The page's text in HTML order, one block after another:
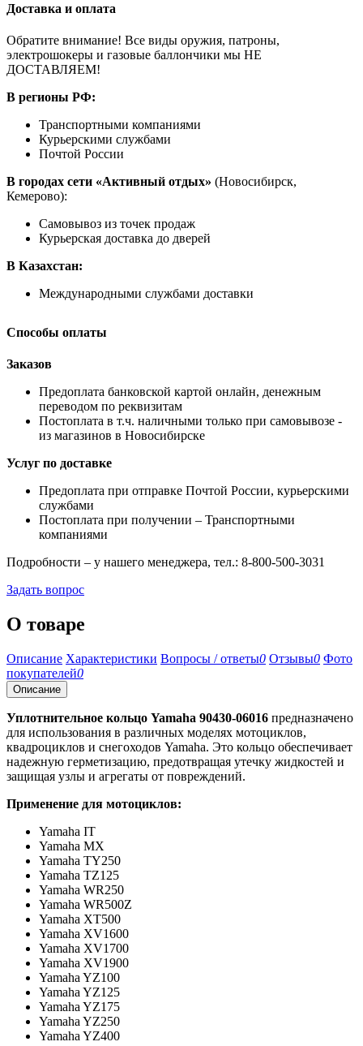
Доставка и оплата
Обратите внимание! Все виды оружия, патроны,
электрошокеры и газовые баллончики мы НЕ
ДОСТАВЛЯЕМ!
В регионы РФ:
Транспортными компаниями
Курьерскими службами
Почтой России
В городах сети «Активный отдых» (Новосибирск,
Кемерово):
Самовывоз из точек продаж
Курьерская доставка до дверей
В Казахстан:
Международными службами доставки
Способы оплаты
Заказов
Предоплата банковской картой онлайн, денежным
переводом по реквизитам
Постоплата в т.ч. наличными только при самовывозе -
из магазинов в Новосибирске
Услуг по доставке
Предоплата при отправке Почтой России, курьерскими
службами
Постоплата при получении – Транспортными
компаниями
Подробности – у нашего менеджера, тел.: 8-800-500-3031
Задать вопрос
О товаре
Описание Характеристики Вопросы / ответы0 Отзывы0 Фото
покупателей0
Описание
Уплотнительное кольцо Yamaha 90430-06016 предназначено
для использования в различных моделях мотоциклов,
квадроциклов и снегоходов Yamaha. Это кольцо обеспечивает
надежную герметизацию, предотвращая утечку жидкостей и
защищая узлы и агрегаты от повреждений.
Применение для мотоциклов:
Yamaha IT
Yamaha MX
Yamaha TY250
Yamaha TZ125
Yamaha WR250
Yamaha WR500Z
Yamaha XT500
Yamaha XV1600
Yamaha XV1700
Yamaha XV1900
Yamaha YZ100
Yamaha YZ125
Yamaha YZ175
Yamaha YZ250
Yamaha YZ400